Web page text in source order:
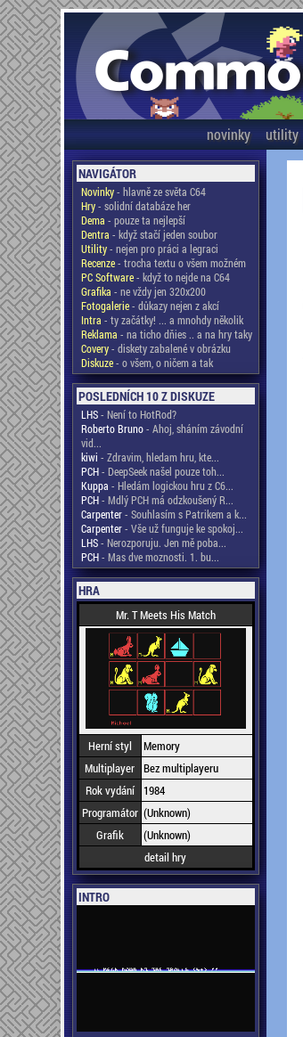
novinky utility
NAVIGÁTOR
Novinky- hlavně ze světa C64
Hry- solidní databáze her
Dema - pouze ta nejlepší
Dentra - když stačí jeden soubor
Utility- nejen pro práci a legraci
Recenze- trocha textu o všem možném
PC Software- když to nejde na C64
Grafika - ne vždy jen 320x200
Fotogalerie- důkazy nejen z akcí
Intra - ty začátky! ... a mnohdy několik
Reklama - na ticho dňies .. a na hry taky
Covery- diskety zabalené v obrázku
Diskuze- o všem, o ničem a tak
POSLEDNÍCH 10 Z DISKUZE
LHS- Není to HotRod?
Roberto Bruno- Ahoj, sháním závodní
vid...
kiwi - Zdravim, hledam hru, kte...
PCH- DeepSeek našel pouze toh...
Kuppa - Hledám logickou hru z C6...
PCH- Mdlý PCH má odzkoušený R...
Carpenter- Souhlasím s Patrikem a k...
Carpenter- Vše už funguje ke spokoj...
LHS- Nerozporuju. Jen mě poba...
PCH- Mas dve moznosti. 1. bu...
HRA
Mr. T Meets His Match
Herní styl
Memory
Multiplayer Bez multiplayeru
Rok vydání
1984
Programátor (Unknown)
Grafik
(Unknown)
detail hry
INTRO